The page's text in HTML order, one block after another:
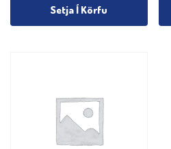
Setja Í Körfu